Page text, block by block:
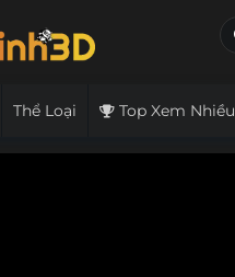
Thể Loại Top Xem Nhiều